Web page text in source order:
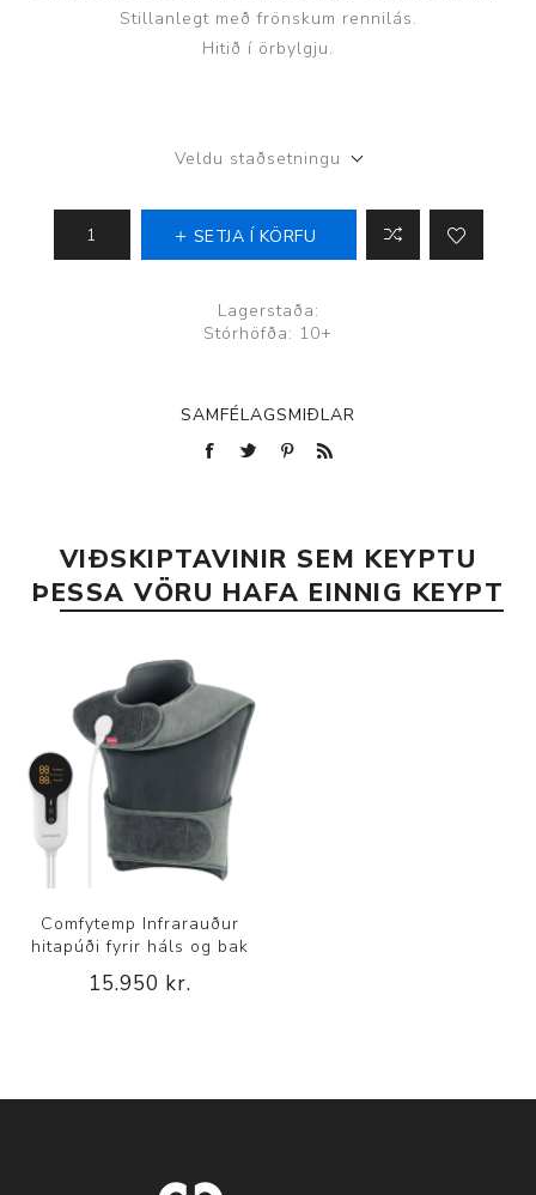
Stillanlegt með frönskum rennilás.
Hitið í örbylgju.
Veldu staðsetningu
SETJA Í KÖRFU
Lagerstaða:
Stórhöfða: 10+
SAMFÉLAGSMIÐLAR
VIÐSKIPTAVINIR SEM KEYPTU
ÞESSA VÖRU HAFA EINNIG KEYPT
Comfytemp Infrarauður
hitapúði fyrir háls og bak
15.950 kr.